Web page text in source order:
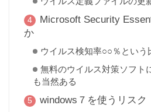
Microsoft Security
か
ウイルス検知率○○％という
無料のウイルス対策ソフト
も当然ある
windows７を使うリスク